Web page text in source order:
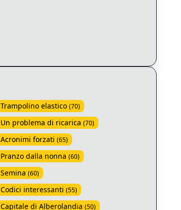
Trampolino elastico (70)
Un problema di ricarica (70)
Acronimi forzati (65)
Pranzo dalla nonna (60)
Semina (60)
Codici interessanti (55)
Capitale di Alberolandia (50)